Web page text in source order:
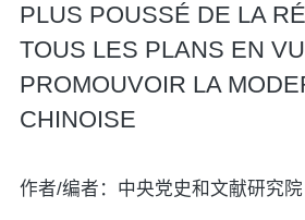
PLUS POUSSÉ DE LA
TOUS LES PLANS EN
PROMOUVOIR LA
CHINOISE
作者/编者：中央党史和文献研究院